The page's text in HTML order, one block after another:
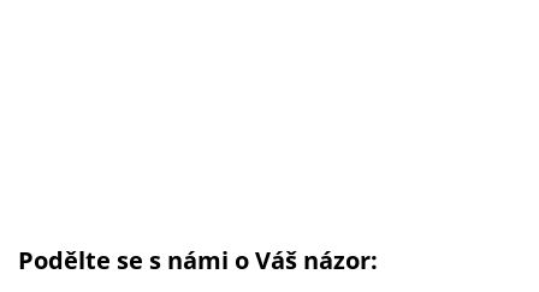
Podělte se s námi o Váš názor: